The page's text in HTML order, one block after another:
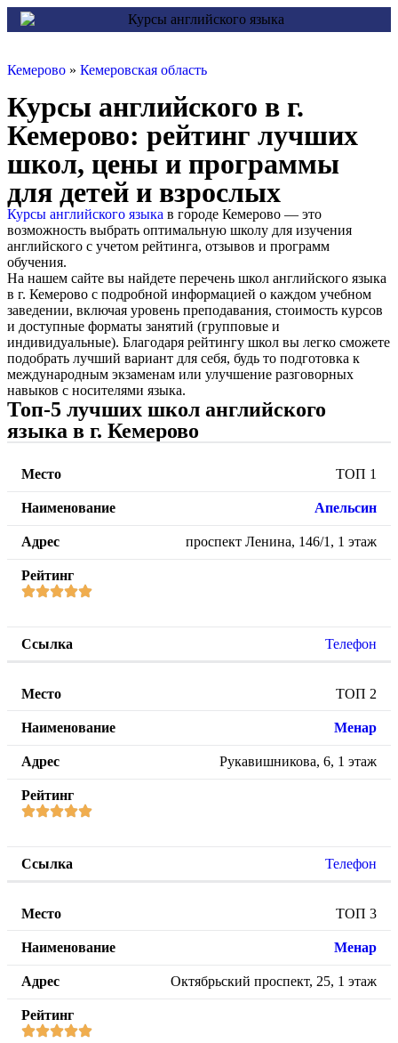
Кемерово » Кемеровская область
Курсы английского в г.
Кемерово: рейтинг лучших
школ, цены и программы
для детей и взрослых
Курсы английского языка в городе Кемерово — это
возможность выбрать оптимальную школу для изучения
английского с учетом рейтинга, отзывов и программ
обучения.
На нашем сайте вы найдете перечень школ английского языка
в г. Кемерово с подробной информацией о каждом учебном
заведении, включая уровень преподавания, стоимость курсов
и доступные форматы занятий (групповые и
индивидуальные). Благодаря рейтингу школ вы легко сможете
подобрать лучший вариант для себя, будь то подготовка к
международным экзаменам или улучшение разговорных
навыков с носителями языка.
Топ-5 лучших школ английского
языка в г. Кемерово
ТОП 1
Апельсин
проспект Ленина, 146/1, 1 этаж
Телефон
ТОП 2
Менар
Рукавишникова, 6, 1 этаж
Телефон
ТОП 3
Менар
Октябрьский проспект, 25, 1 этаж